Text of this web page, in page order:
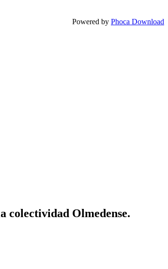
Powered by Phoca Download
colectividad Olmedense.